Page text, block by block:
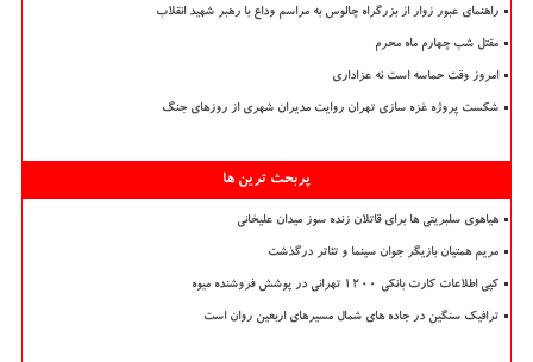
راهنمای عبور زوار از بزرگراه چالوس به مراسم وداع با رهبر شهید انقلاب
مقتل شب چهارم ماه محرم
امروز وقت حماسه است نه عزاداری
شکست پروژه غزه سازی تهران روایت مدیران شهری از روزهای جنگ
پربحث ترین ها
هیاهوی سلبریتی ها برای قاتلان زنده سوز میدان علیخانی
مریم همتیان بازیگر جوان سینما و تئاتر درگذشت
کپی اطلاعات کارت بانکی ۱۲۰۰ تهرانی در پوشش فروشنده میوه
ترافیک سنگین در جاده های شمال مسیرهای اربعین روان است